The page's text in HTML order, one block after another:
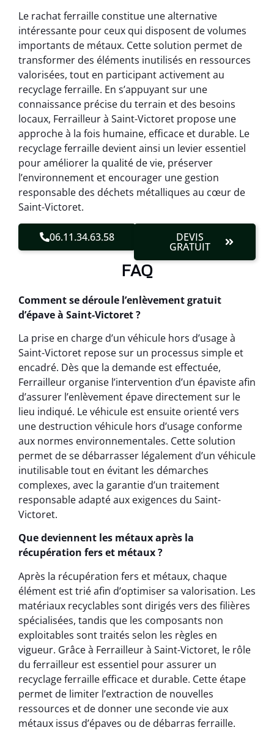
Le rachat ferraille constitue une alternative
intéressante pour ceux qui disposent de volumes
importants de métaux. Cette solution permet de
transformer des éléments inutilisés en ressources
valorisées, tout en participant activement au
recyclage ferraille. En s’appuyant sur une
connaissance précise du terrain et des besoins
locaux, Ferrailleur à Saint-Victoret propose une
approche à la fois humaine, efficace et durable. Le
recyclage ferraille devient ainsi un levier essentiel
pour améliorer la qualité de vie, préserver
l’environnement et encourager une gestion
responsable des déchets métalliques au cœur de
Saint-Victoret.
06.11.34.63.58 DEVIS
GRATUIT
FAQ
Comment se déroule l’enlèvement gratuit
d’épave à Saint-Victoret ?
La prise en charge d’un véhicule hors d’usage à
Saint-Victoret repose sur un processus simple et
encadré. Dès que la demande est effectuée,
Ferrailleur organise l’intervention d’un épaviste afin
d’assurer l’enlèvement épave directement sur le
lieu indiqué. Le véhicule est ensuite orienté vers
une destruction véhicule hors d’usage conforme
aux normes environnementales. Cette solution
permet de se débarrasser légalement d’un véhicule
inutilisable tout en évitant les démarches
complexes, avec la garantie d’un traitement
responsable adapté aux exigences du Saint-
Victoret.
Que deviennent les métaux après la
récupération fers et métaux ?
Après la récupération fers et métaux, chaque
élément est trié afin d’optimiser sa valorisation. Les
matériaux recyclables sont dirigés vers des filières
spécialisées, tandis que les composants non
exploitables sont traités selon les règles en
vigueur. Grâce à Ferrailleur à Saint-Victoret, le rôle
du ferrailleur est essentiel pour assurer un
recyclage ferraille efficace et durable. Cette étape
permet de limiter l’extraction de nouvelles
ressources et de donner une seconde vie aux
métaux issus d’épaves ou de débarras ferraille.